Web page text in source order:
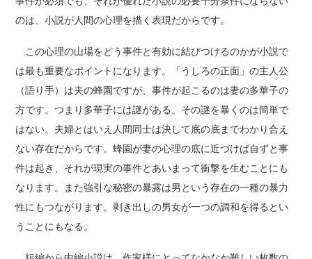
のは、小説が人間の心理を描く表現だからです。
この心理の山場をどう事件と有効に結びつけるのかが小説で
は最も重要なポイントになります。「うしろの正面」の主人公
（語り手）は夫の蜂園ですが、事件が起こるのは妻の多華子の
方です。つまり多華子には謎がある。その謎を暴くのは簡単で
はない。夫婦とはいえ人間同士は決して底の底までわかり合え
ない存在だからです。蜂園が妻の心理の底に近づけば自ずと事
件は起き、それが現実の事件とあいまって衝撃を生むことにも
なります。また強引な秘密の暴露は男という存在の一種の暴力
性にもつながります。剥き出しの男女が一つの調和を得るとい
うことにもなる。